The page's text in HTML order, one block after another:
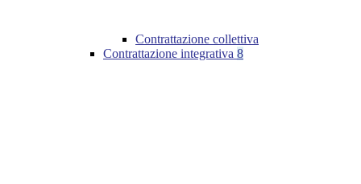
Contrattazione collettiva
Contrattazione integrativa 8